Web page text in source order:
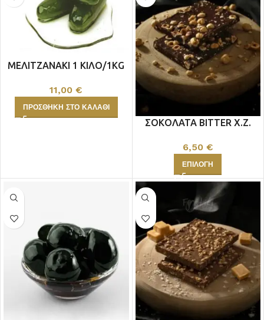
ΜΕΛΙΤΖΑΝΑΚΙ 1 ΚΙΛΟ/1KG
11,00€
ΠΡΟΣΘΉΚΗ ΣΤΟ ΚΑΛΆΘΙ
ΣΟΚΟΛΑΤΑ BITTER Χ.Ζ.
6,50 €
ΕΠΙΛΟΓΉ